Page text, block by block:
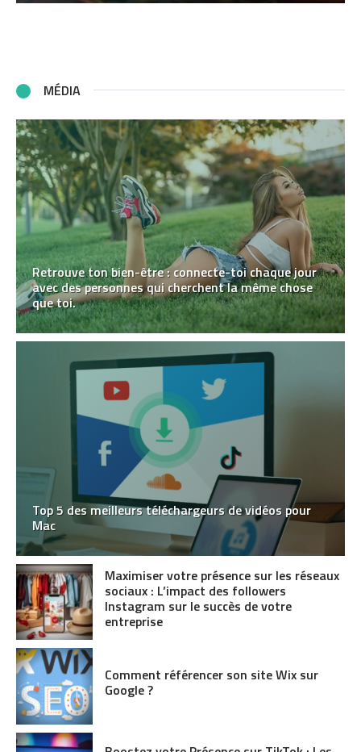
MÉDIA
Retrouve ton bien-être : connecte-toi chaque jour
avec des personnes qui cherchent la même chose
que toi.
Top 5 des meilleurs téléchargeurs de vidéos pour
Mac
Maximiser votre présence sur les réseaux
sociaux : L’impact des followers
Instagram sur le succès de votre
entreprise
Comment référencer son site Wix sur
Google ?